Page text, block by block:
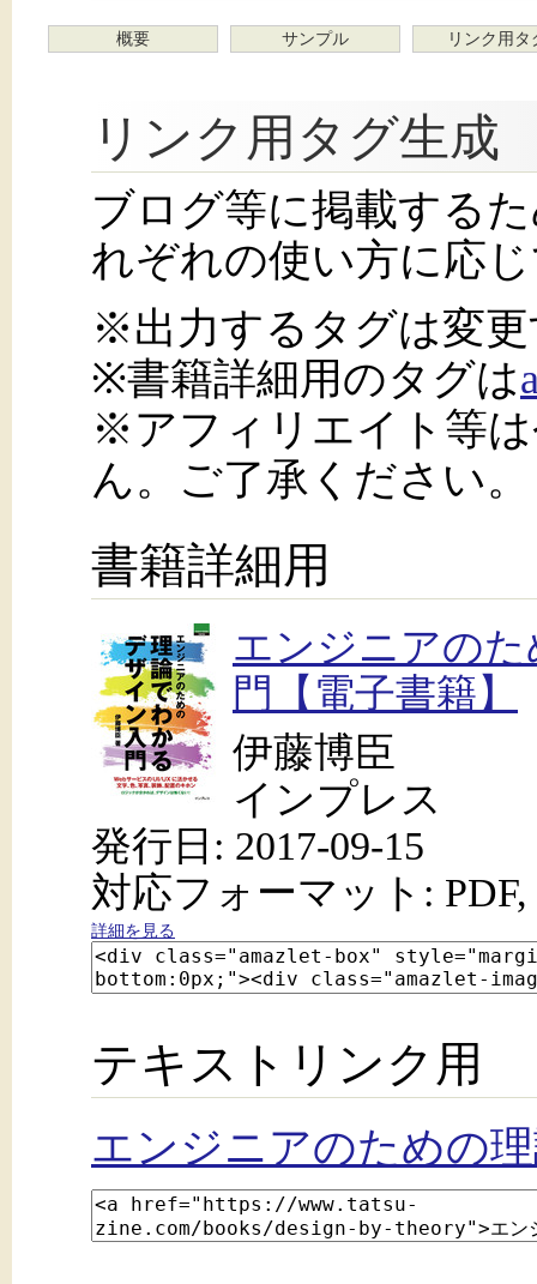
概要 サンプル リンク用タ
リンク用タグ生成
ブログ等に掲載する
れぞれの使い方に応
※出力するタグは変
※書籍詳細用のタグは
※アフィリエイト等
ん。ご了承ください。
書籍詳細用
エンジニアの
門【電子書籍】
伊藤博臣
インプレス
発行日: 2017-09-15
対応フォーマット: PDF,
詳細を見る
テキストリンク用
エンジニアのための